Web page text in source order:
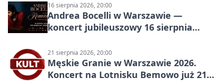
16 sierpnia 2026, 20:00
Andrea Bocelli w Warszawie —
koncert jubileuszowy 16 sierpnia
21 sierpnia 2026, 20:00
Męskie Granie w Warszawie 2026.
Koncert na Lotnisku Bemowo już 21